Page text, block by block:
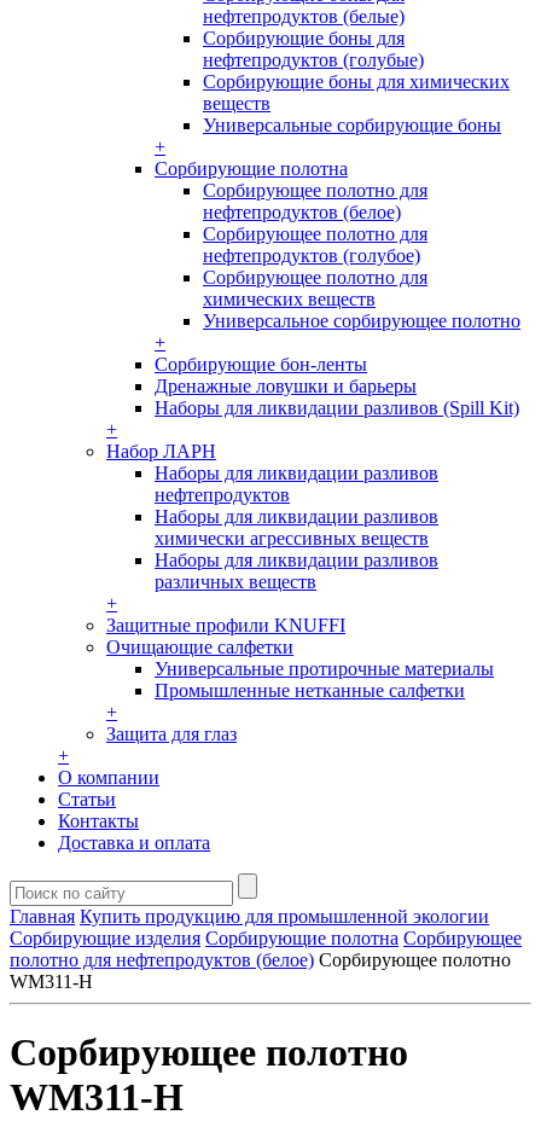
нефтепродуктов (белые)
Сорбирующие боны для
нефтепродуктов (голубые)
Сорбирующие боны для химических
веществ
Универсальные сорбирующие боны
+
Сорбирующие полотна
Сорбирующее полотно для
нефтепродуктов (белое)
Сорбирующее полотно для
нефтепродуктов (голубое)
Сорбирующее полотно для
химических веществ
Универсальное сорбирующее полотно
+
Сорбирующие бон-ленты
Дренажные ловушки и барьеры
Наборы для ликвидации разливов (Spill Kit)
+
Набор ЛАРН
Наборы для ликвидации разливов
нефтепродуктов
Наборы для ликвидации разливов
химически агрессивных веществ
Наборы для ликвидации разливов
различных веществ
+
Защитные профили KNUFFI
Очищающие салфетки
Универсальные протирочные материалы
Промышленные нетканные салфетки
+
Защита для глаз
+
О компании
Статьи
Контакты
Доставка и оплата
Главная Купить продукцию для промышленной экологии
Сорбирующие изделия Сорбирующие полотна Сорбирующее
полотно для нефтепродуктов (белое) Сорбирующее полотно
WM311-H
Сорбирующее полотно
WM311-H